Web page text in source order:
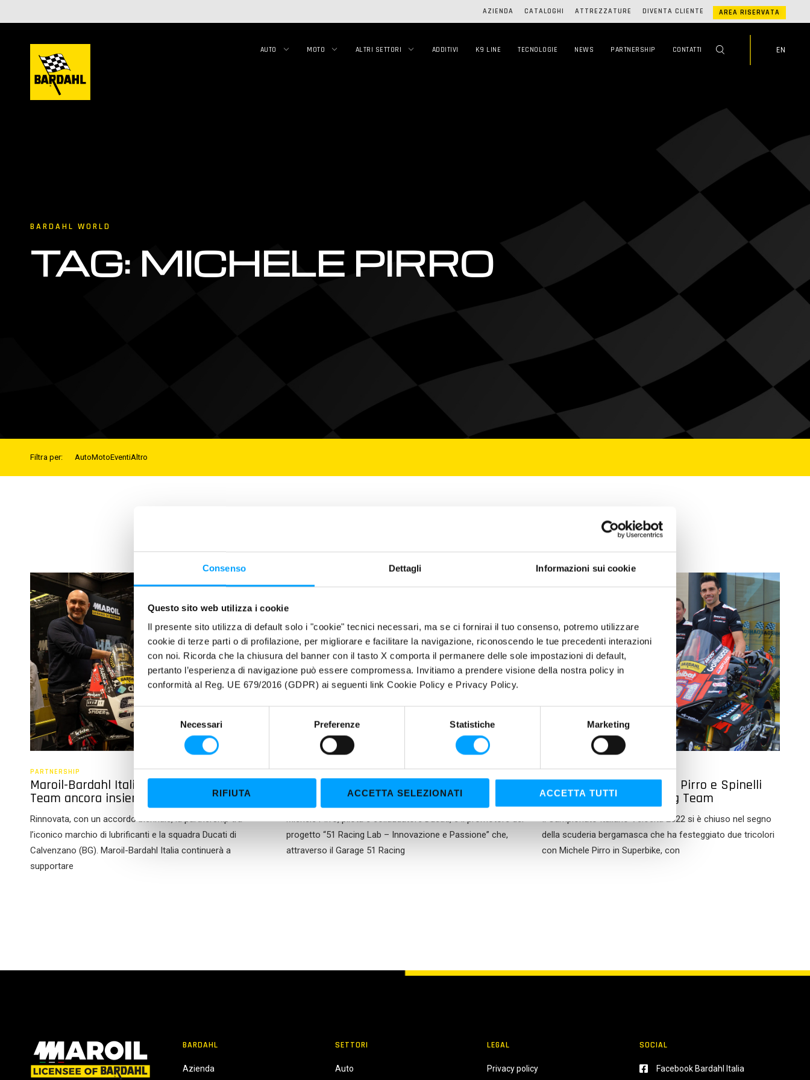
Consenso Dettagli Informazioni sui cookie
Questo sito web utilizza i cookie
Il presente sito utilizza di default solo i "cookie" tecnici necessari, ma se ci fornirai il tuo consenso, potremo utilizzare
cookie di terze parti o di profilazione, per migliorare e facilitare la navigazione, riconoscendo le tue precedenti interazioni
con noi. Ricorda che la chiusura del banner con il tasto X comporta il permanere delle sole impostazioni di default,
pertanto l’esperienza di navigazione può essere compromessa. Invitiamo a prendere visione della nostra policy in
conformità al Reg. UE 679/2016 (GDPR) ai seguenti link Cookie Policy e Privacy Policy.
S
e
z
i
o
s
Necessari Preferenze Statistiche Marketing
RIFIUTA ACCETTA SELEZIONATI ACCETTA TUTTI
AZIENDA CATALOGHI ATTREZZATURE DIVENTA CLIENTE AREA RISERVATA
AUTO MOTO ALTRI SETTORI ADDITIVI K9 LINE TECNOLOGIE NEWS PARTNERSHIP CONTATTI EN
BARDAHL WORLD
TAG: MICHELE PIRRO
Filtra per: AutoMotoEventiAltro
PARTNERSHIP
Maroil-Bardahl Italia e Barni Spark Racing
Team ancora insieme
Rinnovata, con un accordo biennale, la partnership tra
l’iconico marchio di lubrificanti e la squadra Ducati di
Calvenzano (BG). Maroil-Bardahl Italia continuerà a
supportare
ALTRO
Maroil-Bardahl Italia sostiene il nuovo
progetto di Michele Pirro: 51 Racing Lab.
Michele Pirro, pilota e collaudatore Ducati, è il promotore del
progetto “51 Racing Lab – Innovazione e Passione” che,
attraverso il Garage 51 Racing
MOTO
Doppio titolo nel CIV con Pirro e Spinelli
per il Barni Spark Racing Team
Il Campionato Italiano Velocità 2022 si è chiuso nel segno
della scuderia bergamasca che ha festeggiato due tricolori
con Michele Pirro in Superbike, con
BARDAHL
Azienda
SETTORI
Auto
LEGAL
Privacy policy
SOCIAL
Facebook Bardahl Italia